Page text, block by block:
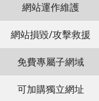
網站運作維護
網站損毀/攻擊救援
免費專屬子網域
可加購獨立網址